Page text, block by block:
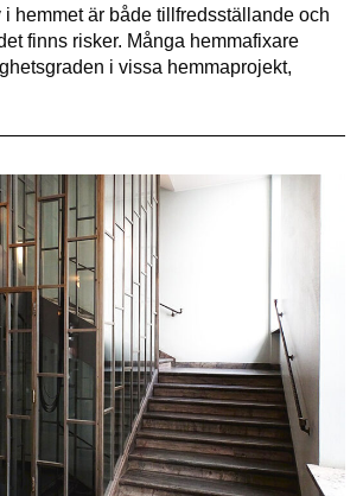
hemmet är både tillfredsställande och
finns risker. Många hemmafixare
i vissa hemmaprojekt,